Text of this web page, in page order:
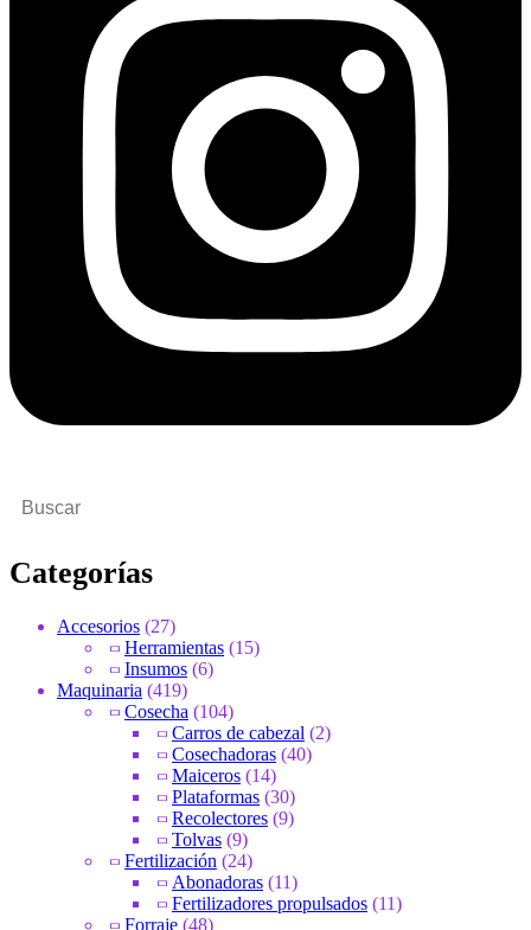
por:
Categorías
Accesorios (27)
Herramientas (15)
Insumos (6)
Maquinaria (419)
Cosecha (104)
Carros de cabezal (2)
Cosechadoras (40)
Maiceros (14)
Plataformas (30)
Recolectores (9)
Tolvas (9)
Fertilización (24)
Abonadoras (11)
Fertilizadores propulsados (11)
Forraje (48)